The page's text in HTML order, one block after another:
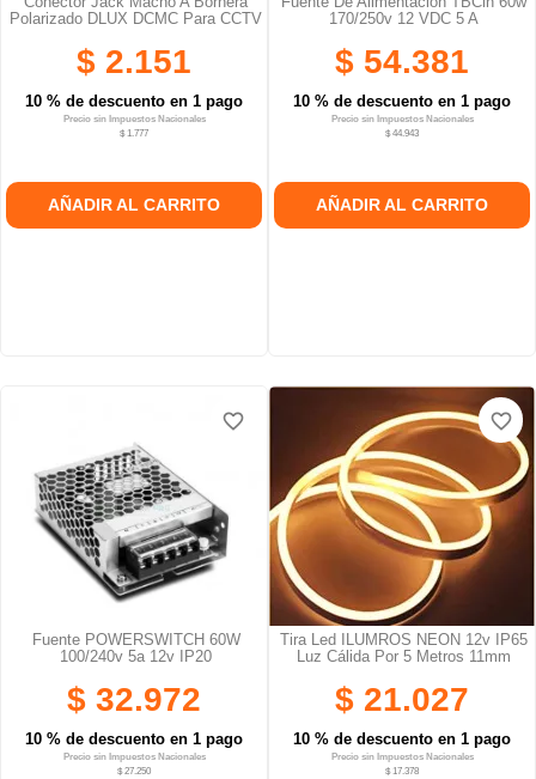
Polarizado DLUX DCMC Para CCTV
$ 2.151
10 % de descuento en 1 pago
Precio sin Impuestos Nacionales
$ 1.777
AÑADIR AL CARRITO
170/250v 12 VDC 5 A
$ 54.381
10 % de descuento en 1 pago
Precio sin Impuestos Nacionales
$ 44.943
AÑADIR AL CARRITO
Fuente POWERSWITCH 60W
100/240v 5a 12v IP20
$ 32.972
10 % de descuento en 1 pago
Precio sin Impuestos Nacionales
$ 27.250
favorite_border
Tira Led ILUMROS NEON 12v IP65
Luz Cálida Por 5 Metros 11mm
$ 21.027
10 % de descuento en 1 pago
Precio sin Impuestos Nacionales
$ 17.378
favorite_border